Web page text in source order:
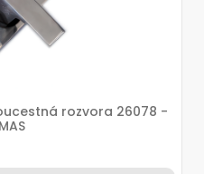
rozvora 26078 -